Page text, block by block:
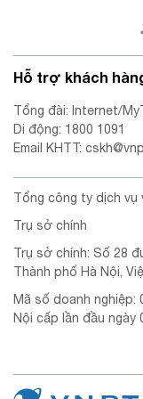
Hỗ trợ khách
Tổng đài: Internet/
Di động: 1800 1091
Email KHTT:
Tổng công ty dịch vụ
Trụ sở chính
Trụ sở chính: Số 28
Thành phố Hà Nội,
Mã số doanh nghiệp:
Nội cấp lần đầu ngày